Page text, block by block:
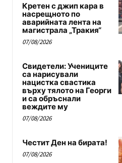
Кретен с джип кара в
насрещното по
аварийната лента на
магистрала „Тракия“
07/08/2026
Свидетели: Учениците
са нарисували
нацистка свастика
върху тялото на Георги
и са обръснали
веждите му
07/08/2026
Честит Ден на бирата!
07/08/2026